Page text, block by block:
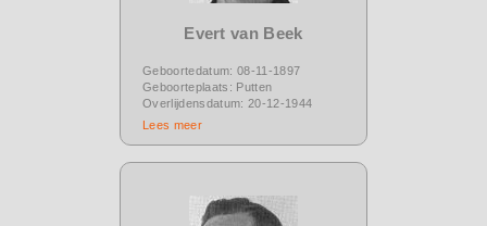
Evert van Beek
Geboortedatum: 08-11-1897
Geboorteplaats: Putten
Overlijdensdatum: 20-12-1944
Lees meer